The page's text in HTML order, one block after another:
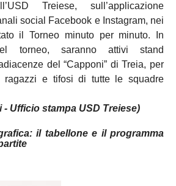
Treiese, sull’applicazione
social Facebook e Instagram, nei
il Torneo minuto per minuto. In
torneo, saranno attivi stand
del “Capponi” di Treia, per
ragazzi e tifosi di tutte le squadre
- Ufficio stampa USD Treiese)
il tabellone e il programma